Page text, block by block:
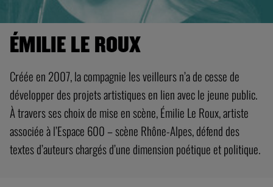
ÉMILIE LE ROUX
Créée en 2007, la compagnie les veilleurs n’a de cesse de
développer des projets artistiques en lien avec le jeune public.
À travers ses choix de mise en scène, Émilie Le Roux, artiste
associée à l’Espace 600 – scène Rhône-Alpes, défend des
textes d’auteurs chargés d’une dimension poétique et politique.